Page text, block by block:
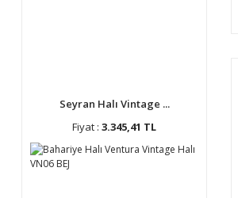
Seyran Halı Vintage ...
Fiyat : 3.345,41 TL